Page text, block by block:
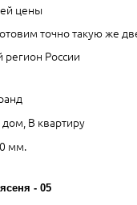
цены
точно такую же
России
дом, В квартиру
мм.
- 05